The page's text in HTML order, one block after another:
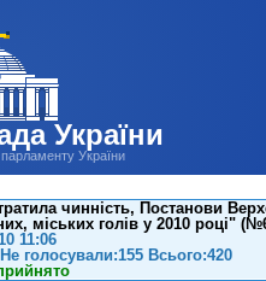
України
України
чинність, Постанови
міських голів у 2010 році"
11:06
голосували:155 Всього:420